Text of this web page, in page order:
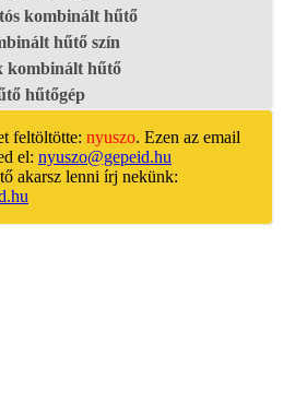
kombinált hűtő
hűtő szín
kombinált hűtő
hűtőgép
feltöltötte: nyuszo. Ezen az email
el: nyuszo@gepeid.hu
akarsz lenni írj nekünk: